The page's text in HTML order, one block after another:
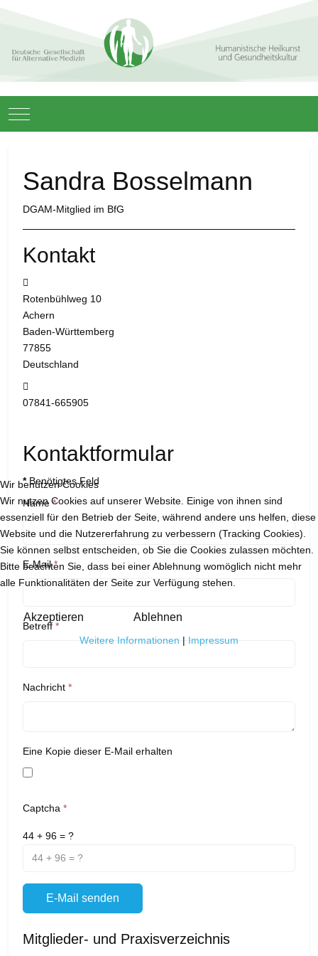
Mobile Menu Toggle
Sandra Bosselmann
DGAM-Mitglied im BfG
Kontakt
Rotenbühlweg 10
Achern
Baden-Württemberg
77855
Deutschland
07841-665905
Kontaktformular
*Benötigtes Feld
Name*
E-Mail*
Betreff *
Nachricht *
Eine Kopie dieser E-Mail erhalten
Captcha *
44 + 96 = ?
E-Mail senden
Mitglieder- und Praxisverzeichnis
Wir benutzen Cookies
Wir nutzen Cookies auf unserer Website. Einige von ihnen sind
essenziell für den Betrieb der Seite, während andere uns helfen, diese
Website und die Nutzererfahrung zu verbessern (Tracking Cookies).
Sie können selbst entscheiden, ob Sie die Cookies zulassen möchten.
Bitte beachten Sie, dass bei einer Ablehnung womöglich nicht mehr
alle Funktionalitäten der Seite zur Verfügung stehen.
Akzeptieren Ablehnen
Weitere Informationen | Impressum